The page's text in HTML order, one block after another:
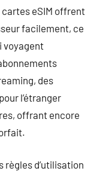
eSIM offrent
facilement, ce
voyagent
des
l’étranger
offrant encore
règles d’utilisation